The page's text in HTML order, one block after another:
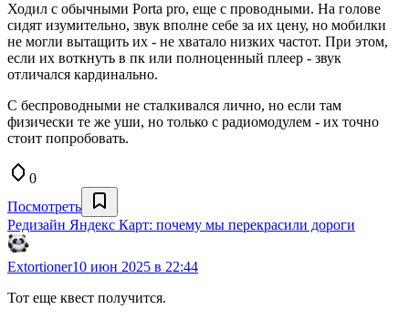
Ходил с обычными Porta pro, еще с проводными. На голове
сидят изумительно, звук вполне себе за их цену, но мобилки
не могли вытащить их - не хватало низких частот. При этом,
если их воткнуть в пк или полноценный плеер - звук
отличался кардинально.
С беспроводными не сталкивался лично, но если там
физически те же уши, но только с радиомодулем - их точно
стоит попробовать.
0
Посмотреть
Редизайн Яндекс Карт: почему мы перекрасили дороги
Extortioner10 июн 2025 в 22:44
Тот еще квест получится.